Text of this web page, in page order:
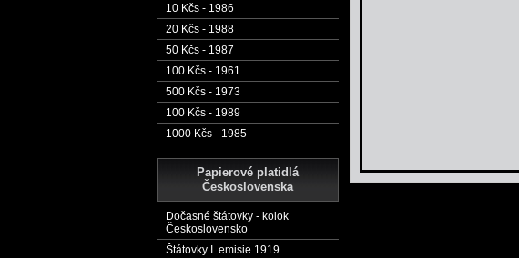
10 Kčs - 1986
20 Kčs - 1988
50 Kčs - 1987
100 Kčs - 1961
500 Kčs - 1973
100 Kčs - 1989
1000 Kčs - 1985
Papierové platidlá
Československa
Dočasné štátovky - kolok
Československo
Štátovky I. emisie 1919